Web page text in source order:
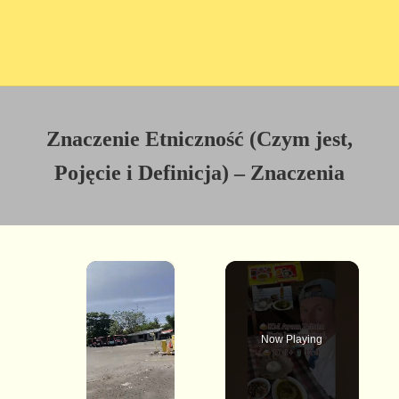
Znaczenie Etniczność (Czym jest,
Pojęcie i Definicja) – Znaczenia
×
Now Playing